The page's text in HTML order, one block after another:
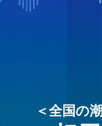
＜全国の